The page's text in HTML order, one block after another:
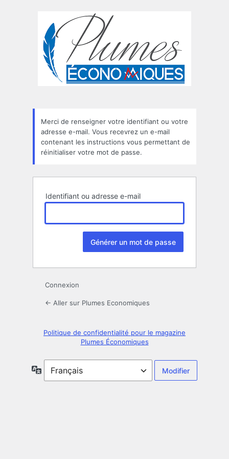
Merci de renseigner votre identifiant ou votre
adresse e-mail. Vous recevrez un e-mail
contenant les instructions vous permettant de
réinitialiser votre mot de passe.
Identifiant ou adresse e-mail
Connexion
← Aller sur Plumes Economiques
Politique de confidentialité pour le magazine
Plumes Économiques
Langue